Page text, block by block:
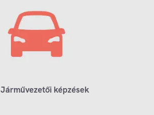
Járművezetői képzések